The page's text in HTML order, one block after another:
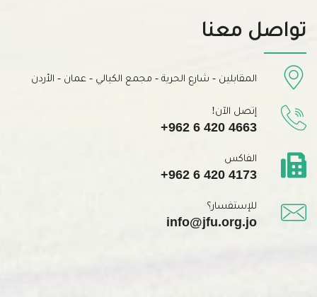
تواصل معنا
المقابلين - شارع الحرية - مجمع الكيالي - عمان - الأردن
إتصل الآن!
+962 6 420 4663
الفاكس
+962 6 420 4173
للإستفسار؟
info@jfu.org.jo